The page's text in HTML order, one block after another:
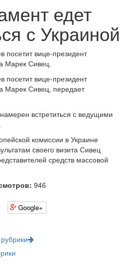
едет
с Украиной
посетит вице-президент
Марек Сивец.
посетит вице-президент
Марек Сивец, передает
встретиться с ведущими
комиссии в Украине
своего визита Сивец
средств массовой
946
Google+